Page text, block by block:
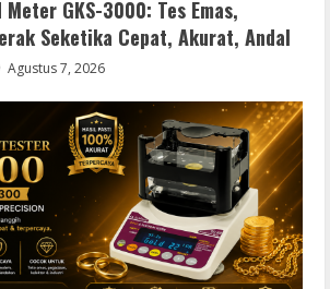
GKS-3000: Tes Emas,
Seketika Cepat, Akurat, Andal
Agustus 7, 2026